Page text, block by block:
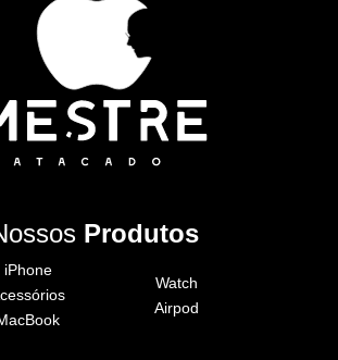
Produtos
iPhone
Watch
Airpod